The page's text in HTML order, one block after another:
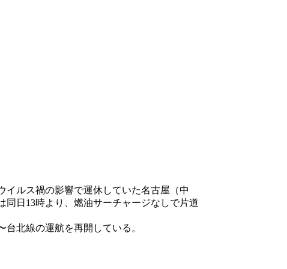
イルス禍の影響で運休していた名古屋（中
日13時より、燃油サーチャージなしで片道
北線の運航を再開している。